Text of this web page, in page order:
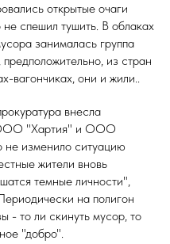
открытые очаги
не спешил тушить. В облаках
занималась группа
из стран
вагончиках, они и жили..
внесла
ООО "Хартия" и ООО
не изменило ситуацию
жители вновь
темные личности",
на полигон
- то ли скинуть мусор, то
"добро".